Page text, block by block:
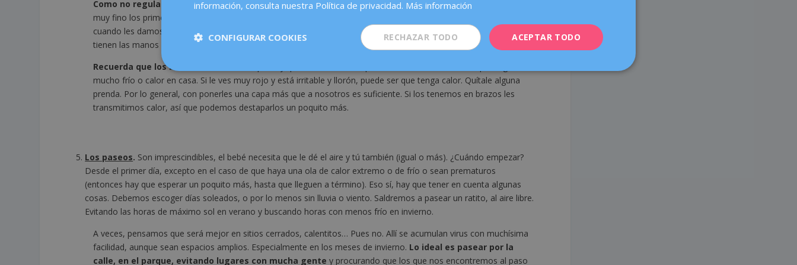
Como no regulan bien la temperaturadurante las primeras horas, puedes ponerle algún gorrito de algodón
muy fino los primeros días. También hay que tener un arrullo suave tipo muselina o algodón fino para taparle
cuando les damos de comer o los tenemos encima, y otro más gordito para la cuna. En general, los primeros días
tienen las manos y los pies más fríos, es normal.
Recuerda que los bebés no sudan
mucho frío o calor en casa. Si le ves muy rojo y está irritable y llorón, puede ser que tenga calor. Quítale alguna
prenda. Por lo general, con ponerles una capa más que a nosotros es suficiente. Si los tenemos en brazos les
transmitimos calor, así que podemos destaparlos un poquito más.
Los paseos. Son imprescindibles, el bebé necesita que le dé el aire y tú también (igual o más). ¿Cuándo empezar?
Desde el primer día, excepto en el caso de que haya una ola de calor extremo o de frío o sean prematuros
(entonces hay que esperar un poquito más, hasta que lleguen a término). Eso sí, hay que tener en cuenta algunas
cosas. Debemos escoger días soleados, o por lo menos sin lluvia o viento. Saldremos a pasear un ratito, al aire libre.
Evitando las horas de máximo sol en verano y buscando horas con menos frío en invierno.
A veces, pensamos que será mejor en sitios cerrados, calentitos… Pues no. Allí se acumulan virus con muchísima
facilidad, aunque sean espacios amplios. Especialmente en los meses de invierno. Lo ideal es pasear por la
calle, en el parque, evitando lugares con mucha gente y procurando que los que nos encontremos al paso
FRENCH
información, consulta nuestra Política de privacidad. Más información
ACEPTAR TODO
RECHAZAR TODO
CONFIGURAR COOKIES